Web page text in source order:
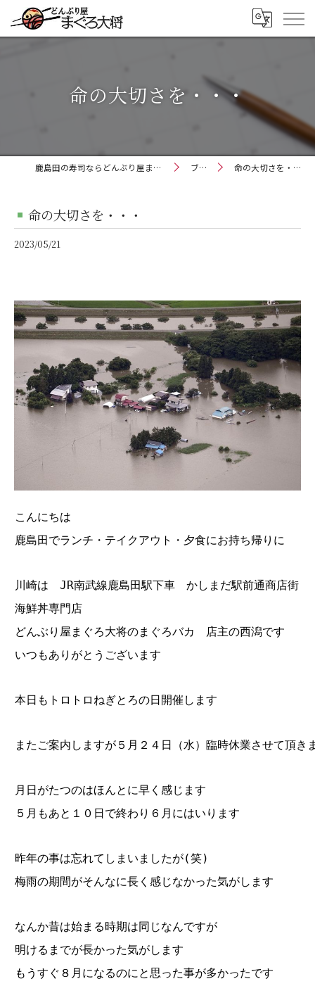
命の大切さを・・・
鹿島田の寿司ならどんぶり屋まぐろ大将 ブログ 命の大切さを・・・
命の大切さを・・・
2023/05/21
こんにちは
鹿島田でランチ・テイクアウト・夕食にお持ち帰りに
川崎は JR南武線鹿島田駅下車 かしまだ駅前通商店街
海鮮丼専門店
どんぶり屋まぐろ大将のまぐろバカ 店主の西潟です
いつもありがとうございます
本日もトロトロねぎとろの日開催します
またご案内しますが５月２４日（水）臨時休業させて頂き
月日がたつのはほんとに早く感じます
５月もあと１０日で終わり６月にはいります
昨年の事は忘れてしまいましたが(笑)
梅雨の期間がそんなに長く感じなかった気がします
なんか昔は始まる時期は同じなんですが
明けるまでが長かった気がします
もうすぐ８月になるのにと思った事が多かったです